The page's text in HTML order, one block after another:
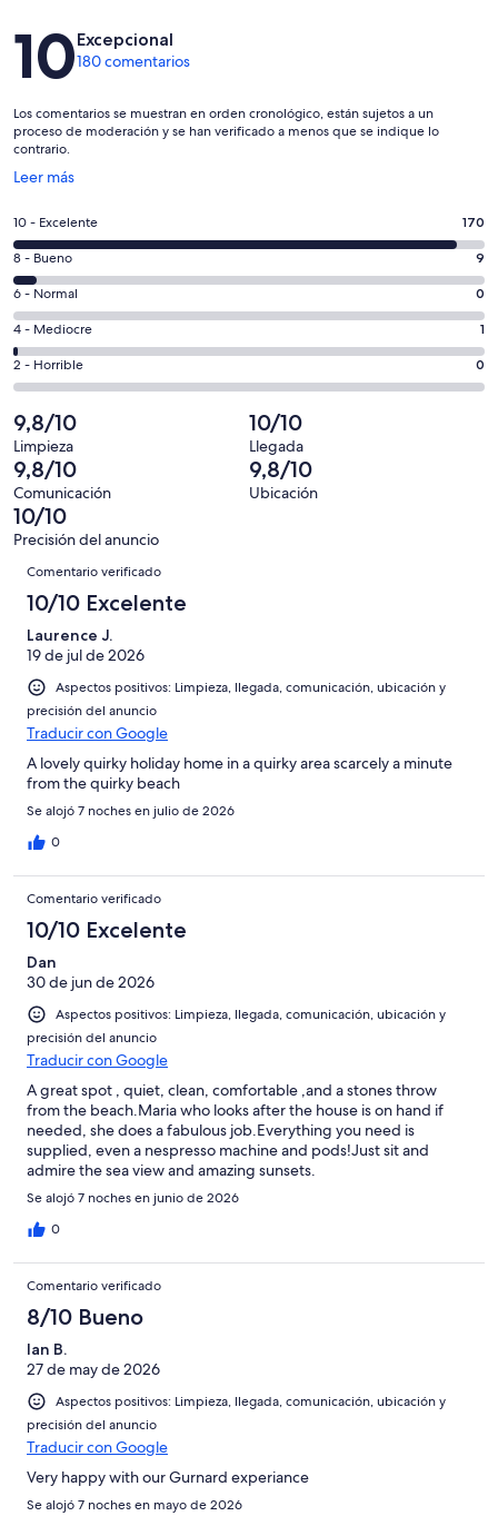
Comentarios
10Excepcional
180 comentarios
Los comentarios se muestran en orden cronológico, están sujetos a un
proceso de moderación y se han verificado a menos que se indique lo
contrario.
Leer más
Se
en
una
ventana
nueva
170
comentarios
de
un
total
de
180
con
una
puntuación
de
10
-
Excelente
10 - Excelente 170
9
comentarios
de
un
total
de
con
una
puntuación
de
8
-
Bueno
8 - Bueno 9
0
comentarios
de
un
total
de
180
con
una
puntuación
de
6
Normal
6 - Normal 0
1
comentarios
de
total
de
180
con
una
puntuación
de
Mediocre
4 - Mediocre 1
0
comentarios
de
un
total
de
180
con
puntuación
de
Horrible
2 - Horrible 0
9,8/10
Limpieza
10/10
Llegada
9,8/10
Comunicación
9,8/10
Ubicación
10/10
Precisión del anuncio
Comentarios
Comentario verificado
10/10 Excelente
Laurence J.
19 de jul de 2026
Aspectos positivos: Limpieza, llegada, comunicación, ubicación y
precisión del anuncio
Traducir con Google
A lovely quirky holiday home in a quirky area scarcely a minute
from the quirky beach
Se alojó 7 noches en julio de 2026
0
Comentario verificado
10/10 Excelente
Dan
30 de jun de 2026
Aspectos positivos: Limpieza, llegada, comunicación, ubicación y
precisión del anuncio
Traducir con Google
A great spot , quiet, clean, comfortable ,and a stones throw
from the beach.Maria who looks after the house is on hand if
needed, she does a fabulous job.Everything you need is
supplied, even a nespresso machine and pods!Just sit and
admire the sea view and amazing sunsets.
Se alojó 7 noches en junio de 2026
0
Comentario verificado
8/10 Bueno
Ian B.
27 de may de 2026
Aspectos positivos: Limpieza, llegada, comunicación, ubicación y
precisión del anuncio
Traducir con Google
Very happy with our Gurnard experiance
Se alojó 7 noches en mayo de 2026